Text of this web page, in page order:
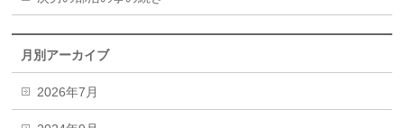
月別アーカイブ
2026年7月